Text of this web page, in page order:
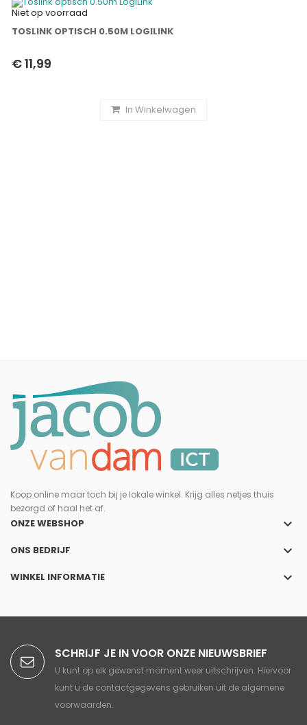
Niet op voorraad
TOSLINK OPTISCH 0.50M LOGILINK
€ 11,99
In Winkelwagen
Koop online maar toch bij je lokale winkel. Krijg alles netjes thuis
bezorgd of haal het af.
ONZE WEBSHOP keyboard_arrow_down
ONS BEDRIJF keyboard_arrow_down
WINKEL INFORMATIE keyboard_arrow_down
SCHRIJF JE IN VOOR ONZE NIEUWSBRIEF
U kunt op elk gewenst moment weer uitschrijven. Hiervoor
kunt u de contactgegevens gebruiken uit de algemene
voorwaarden.